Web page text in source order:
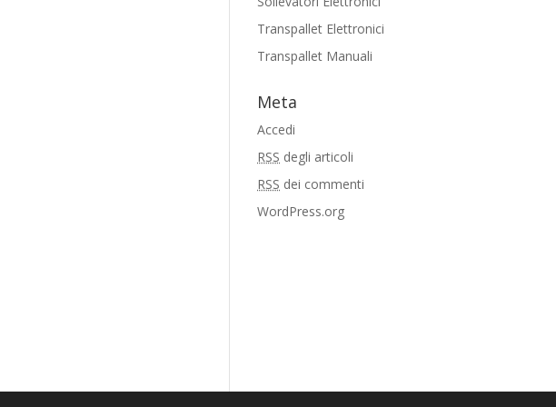
Transpallet Elettronici
Transpallet Manuali
Meta
Accedi
RSS degli articoli
RSS dei commenti
WordPress.org